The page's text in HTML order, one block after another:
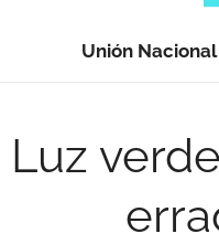
Unión Nacional
Luz